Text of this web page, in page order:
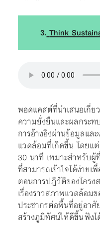
3. Think
พอดแคสต์ที่นำเสนอเกี่ย
ความยั่งยืนและผลกระท
การอ้างอิงผ่านข้อมูลแ
แวดล้อมที่เกิดขึ้น โดย
30 นาที เหมาะสำหรับ
ที่สามารถเข้าใจได้ง่ายเ
ตอนการปฏิวัติของโครง
เรื่องราวสภาพแวดล้อม
ประชากรต่อพื้นที่อยู่อาศั
สร้างภูมิทัศน์ให้ดีขึ้น ฟังไ